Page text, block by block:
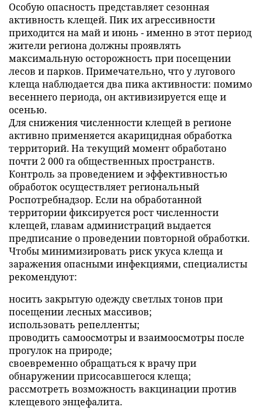
Особую опасность представляет сезонная
активность клещей. Пик их агрессивности
приходится на май и июнь - именно в этот период
жители региона должны проявлять
максимальную осторожность при посещении
лесов и парков. Примечательно, что у лугового
клеща наблюдается два пика активности: помимо
весеннего периода, он активизируется еще и
осенью.
Для снижения численности клещей в регионе
активно применяется акарицидная обработка
территорий. На текущий момент обработано
почти 2 000 га общественных пространств.
Контроль за проведением и эффективностью
обработок осуществляет региональный
Роспотребнадзор. Если на обработанной
территории фиксируется рост численности
клещей, главам администраций выдается
предписание о проведении повторной обработки.
Чтобы минимизировать риск укуса клеща и
заражения опасными инфекциями, специалисты
рекомендуют:
носить закрытую одежду светлых тонов при
посещении лесных массивов;
использовать репелленты;
проводить самоосмотры и взаимоосмотры после
прогулок на природе;
своевременно обращаться к врачу при
обнаружении присосавшегося клеща;
рассмотреть возможность вакцинации против
клещевого энцефалита.